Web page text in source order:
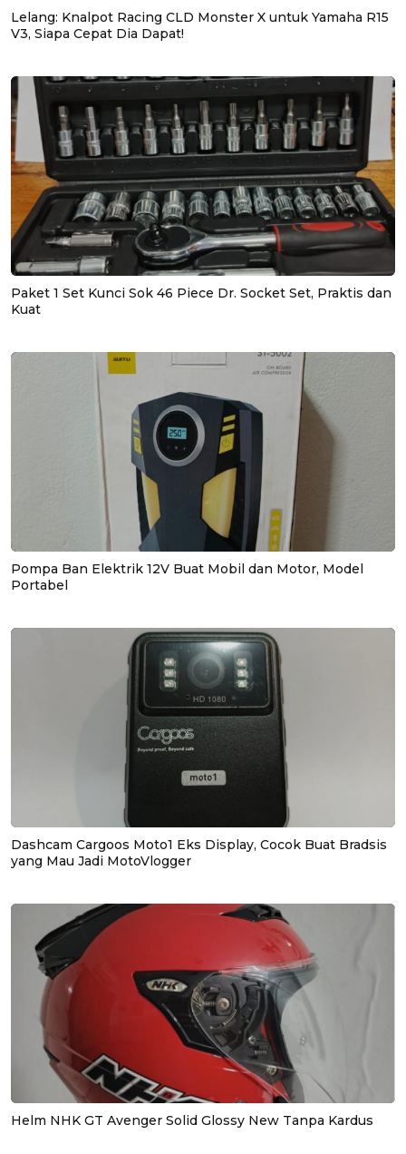
Lelang: Knalpot Racing CLD Monster X untuk Yamaha R15
V3, Siapa Cepat Dia Dapat!
Paket 1 Set Kunci Sok 46 Piece Dr. Socket Set, Praktis dan
Kuat
Pompa Ban Elektrik 12V Buat Mobil dan Motor, Model
Portabel
Dashcam Cargoos Moto1 Eks Display, Cocok Buat Bradsis
yang Mau Jadi MotoVlogger
Helm NHK GT Avenger Solid Glossy New Tanpa Kardus